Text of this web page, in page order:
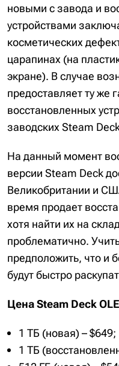
новыми с завода и
устройствами
косметических
царапинах (на
экране). В случае
предоставляет ту же
восстановленных
заводских Steam
На данный момент
версии Steam Deck
Великобритании и
время продает
хотя найти их на
проблематично.
предположить, что и
будут быстро
Цена Steam Deck
1 ТБ (новая) – $649;
1 ТБ